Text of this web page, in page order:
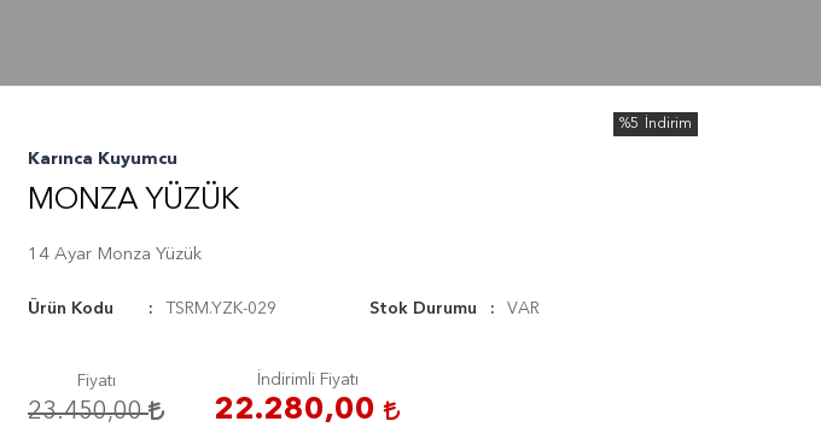
Karınca Kuyumcu
MONZA YÜZÜK
14 Ayar Monza Yüzük
Ürün Kodu TSRM.YZK-029 Stok Durumu VAR
Fiyatı
23.450,00
İndirimli Fiyatı
22.280,00
%5 İndirim